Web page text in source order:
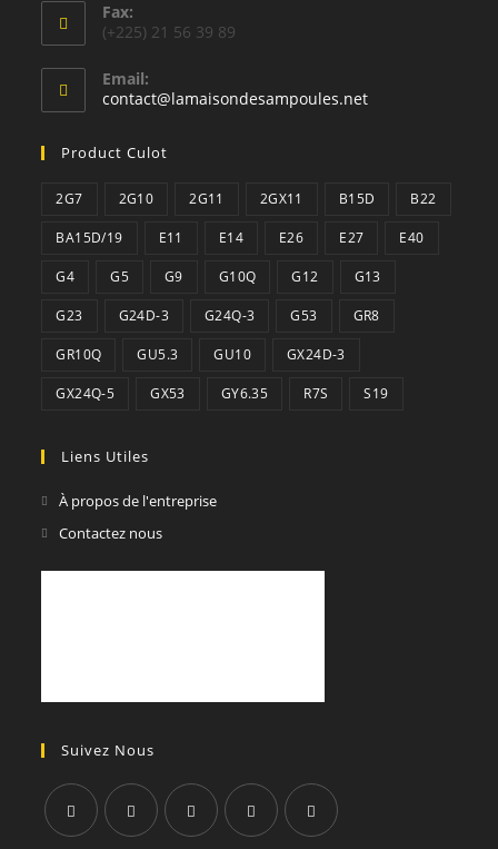
Fax:
(+225) 21 56 39 89
Email:
contact@lamaisondesampoules.netS’ouvre
Product Culot
2G7 2G10 2G11 2GX11 B15D B22
BA15D/19 E11 E14 E26 E27 E40
G4 G5 G9 G10Q G12 G13
G23 G24D-3 G24Q-3 G53 GR8
GR10Q GU5.3 GU10 GX24D-3
GX24Q-5 GX53 GY6.35 R7S S19
Liens Utiles
À propos de l'entreprise
Contactez nous
Suivez Nous